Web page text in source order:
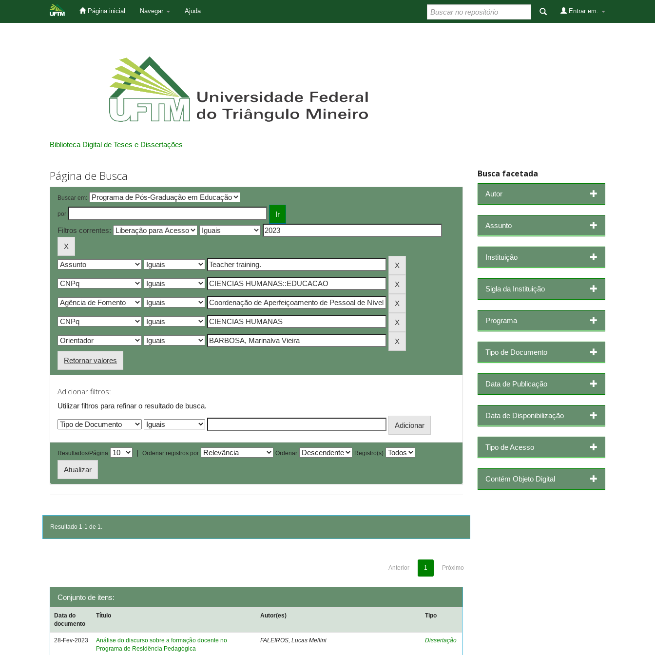
Página inicial Navegar Ajuda Entrar em:
Biblioteca Digital de Teses e Dissertações
Página de Busca
Buscar em:
por
Filtros correntes:
Retornar valores
Adicionar filtros:
Utilizar filtros para refinar o resultado de busca.
Resultados/Página | Ordenar registros por Ordenar Registro(s)
Resultado 1-1 de 1.
Anterior 1 Próximo
Conjunto de itens:
Data do
documento
Título Autor(es) Tipo
28-Fev-2023
Análise do discurso sobre a formação docente no
Programa de Residência Pedagógica
FALEIROS, Lucas Mellini Dissertação
Busca facetada
Autor
Assunto
Instituição
Sigla da Instituição
Programa
Tipo de Documento
Data de Publicação
Data de Disponibilização
Tipo de Acesso
Contém Objeto Digital